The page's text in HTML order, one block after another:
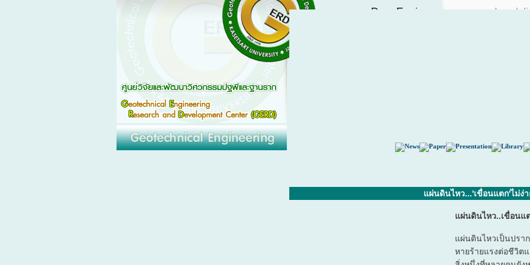
แผ่นดินไหว...'เขื่อนแตก'ไม่ง่
แผ่นดินไหว..เขื่อนแ
แผ่นดินไหวเป็นปรา
หายร้ายแรงต่อชีวิต